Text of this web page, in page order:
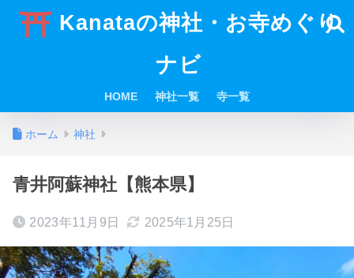
Kanataの神社・お寺めぐり
ナビ
HOME 神社一覧 寺一覧
ホーム 神社
青井阿蘇神社【熊本県】
2023年11月9日 2025年1月25日